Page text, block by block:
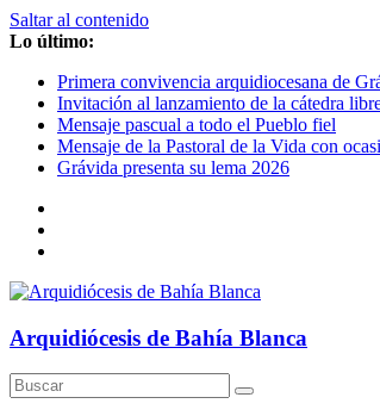
Saltar al contenido
Lo último:
Primera convivencia arquidiocesana de
Invitación al lanzamiento de la cátedra
Mensaje pascual a todo el Pueblo fiel
Mensaje de la Pastoral de la Vida con
Grávida presenta su lema 2026
Arquidiócesis de Bahía Blanca